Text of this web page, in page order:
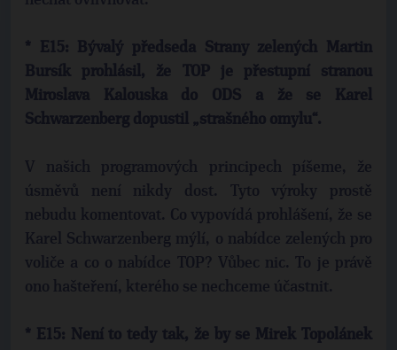
* E15: Bývalý předseda Strany zelených Martin
Bursík prohlásil, že TOP je přestupní stranou
Miroslava Kalouska do ODS a že se Karel
Schwarzenberg dopustil „strašného omylu“.
V našich programových principech píšeme, že
úsměvů není nikdy dost. Tyto výroky prostě
nebudu komentovat. Co vypovídá prohlášení, že se
Karel Schwarzenberg mýlí, o nabídce zelených pro
voliče a co o nabídce TOP? Vůbec nic. To je právě
ono hašteření, kterého se nechceme účastnit.
* E15: Není to tedy tak, že by se Mirek Topolánek